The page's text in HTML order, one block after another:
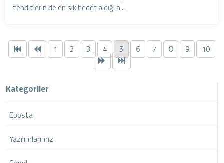
tehditlerin de en sık hedef aldığı a...
1 2 3 4 5 6 7 8 9 10
Kategoriler
Eposta
Yazılımlarımız